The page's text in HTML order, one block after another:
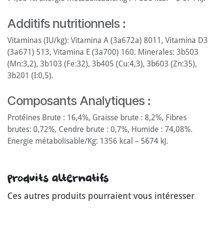
Additifs nutritionnels :
Vitaminas (IU/kg): Vitamina A (3a672a) 8011, Vitamina D3
(3a671) 513, Vitamina E (3a700) 160. Minerales: 3b503
(Mn:3,2), 3b103 (Fe:32), 3b405 (Cu:4,3), 3b603 (Zn:35),
3b201 (I:0,5).
Composants Analytiques :
Protéines Brute : 16,4%, Graisse brute : 8,2%, Fibres
brutes: 0,72%, Cendre brute : 0,7%, Humide : 74,08%.
Energie métabolisable/Kg: 1356 kcal – 5674 kJ.
Produits alternatifs
Ces autres produits pourraient vous intéresser